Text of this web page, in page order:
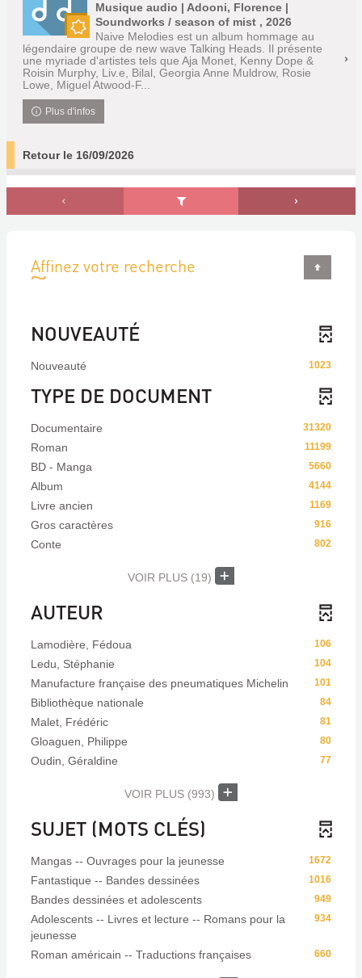
Nouveauté
Musique audio | Adooni, Florence |
Soundworks / season of mist , 2026
Naive Melodies est un album hommage au
légendaire groupe de new wave Talking Heads. Il présente
une myriade d'artistes tels que Aja Monet, Kenny Dope &
Roisin Murphy, Liv.e, Bilal, Georgia Anne Muldrow, Rosie
Lowe, Miguel Atwood-F...
Plus d'infos
Retour le 16/09/2026
Affinez votre recherche
NOUVEAUTÉ
1023
Nouveauté
TYPE DE DOCUMENT
31320
Documentaire
11199
Roman
5660
BD - Manga
4144
Album
1169
Livre ancien
916
Gros caractères
802
Conte
VOIR PLUS (19)
AUTEUR
106
Lamodière, Fédoua
104
Ledu, Stéphanie
101
Manufacture française des pneumatiques Michelin
84
Bibliothèque nationale
81
Malet, Frédéric
80
Gloaguen, Philippe
77
Oudin, Géraldine
VOIR PLUS (993)
SUJET (MOTS CLÉS)
1672
Mangas -- Ouvrages pour la jeunesse
1016
Fantastique -- Bandes dessinées
949
Bandes dessinées et adolescents
934
Adolescents -- Livres et lecture -- Romans pour la
jeunesse
660
Roman américain -- Traductions françaises